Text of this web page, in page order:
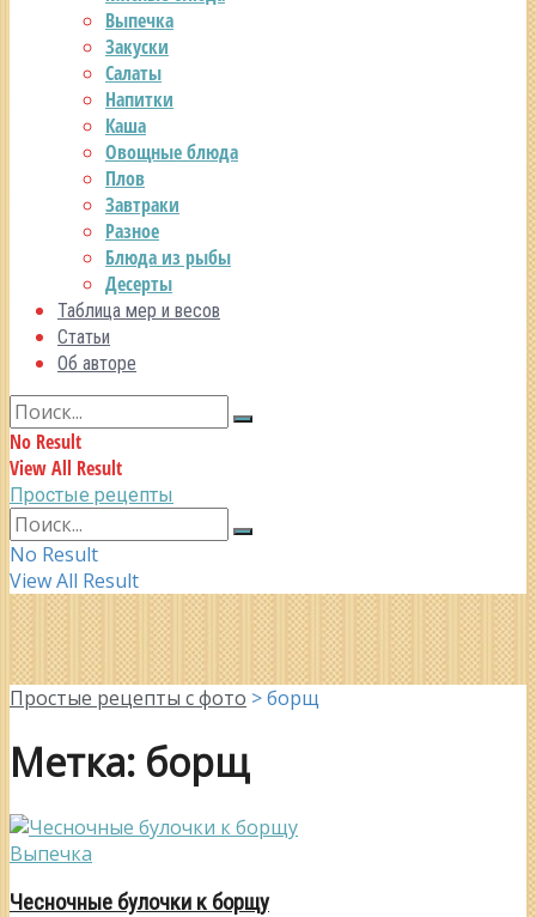
Выпечка
Закуски
Салаты
Напитки
Каша
Овощные блюда
Плов
Завтраки
Разное
Блюда из рыбы
Десерты
Таблица мер и весов
Статьи
Об авторе
No Result
View All Result
Простые рецепты
No Result
View All Result
Простые рецепты с фото >борщ
Метка: борщ
Выпечка
Чесночные булочки к борщу